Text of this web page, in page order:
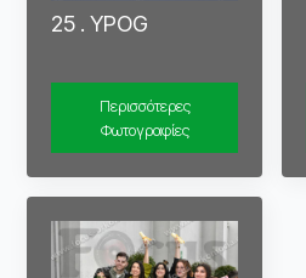
25 . YPOG
Περισσότερες
Φωτογραφίες